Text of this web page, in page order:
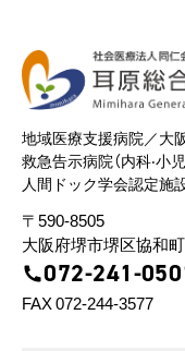
地域医療⽀援病院／⼤
救急告⽰病院（内科‧⼩児
⼈間ドック学会認定施
〒590-8505
⼤阪府堺市堺区協和
072-241-
FAX 072-244-3577